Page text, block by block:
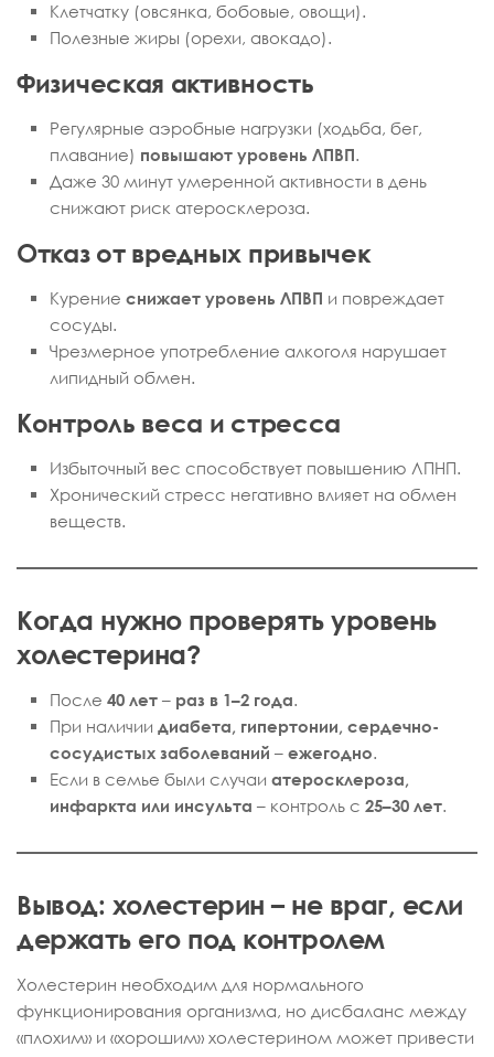
Клетчатку (овсянка, бобовые, овощи).
Полезные жиры (орехи, авокадо).
Физическая активность
Регулярные аэробные нагрузки (ходьба, бег,
плавание) повышают уровень ЛПВП.
Даже 30 минут умеренной активности в день
снижают риск атеросклероза.
Отказ от вредных привычек
Курение снижает уровень ЛПВП и повреждает
сосуды.
Чрезмерное употребление алкоголя нарушает
липидный обмен.
Контроль веса и стресса
Избыточный вес способствует повышению ЛПНП.
Хронический стресс негативно влияет на обмен
веществ.
Когда нужно проверять уровень
холестерина?
После 40 лет – раз в 1–2 года.
При наличии диабета, гипертонии, сердечно-
сосудистых заболеваний – ежегодно.
Если в семье были случаи атеросклероза,
инфаркта или инсульта – контроль с 25–30 лет.
Вывод: холестерин – не враг, если
держать его под контролем
Холестерин необходим для нормального
функционирования организма, но дисбаланс между
«плохим» и «хорошим» холестерином может привести